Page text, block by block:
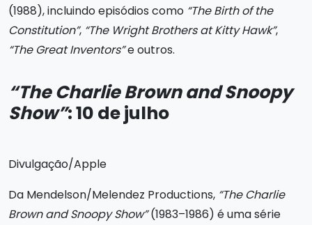
(1988), incluindo episódios como “The Birth of the
Constitution”, “The Wright Brothers at Kitty Hawk”,
“The Great Inventors”e outros.
“The Charlie Brown and Snoopy
Show”: 10 de julho
Divulgação/Apple
Da Mendelson/Melendez Productions, “The Charlie
Brown and Snoopy Show”(1983–1986) é uma série